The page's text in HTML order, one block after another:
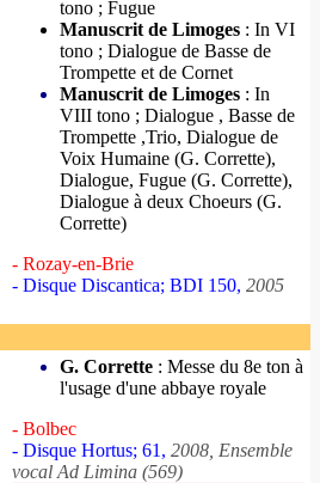
tono ; Fugue
Manuscrit de Limoges : In VI
tono ; Dialogue de Basse de
Trompette et de Cornet
Manuscrit de Limoges : In
VIII tono ; Dialogue , Basse de
Trompette ,Trio, Dialogue de
Voix Humaine (G. Corrette),
Dialogue, Fugue (G. Corrette),
Dialogue à deux Choeurs (G.
Corrette)
- Rozay-en-Brie
- Disque Discantica; BDI 150, 2005
G. Corrette : Messe du 8e ton à
l'usage d'une abbaye royale
- Bolbec
- Disque Hortus; 61, 2008, Ensemble
vocal Ad Limina (569)